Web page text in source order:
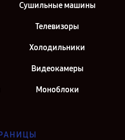
Сушильные машины
Телевизоры
Холодильники
Видеокамеры
Моноблоки